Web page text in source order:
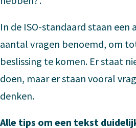
In de ISO-standaard staan een
aantal vragen benoemd, om
beslissing te komen. Er staat
doen, maar er staan vooral
denken.
Alle tips om een tekst